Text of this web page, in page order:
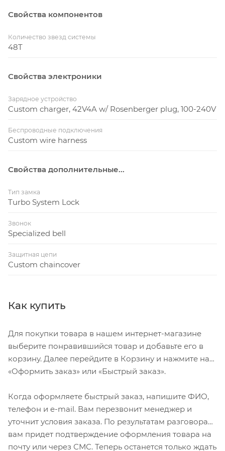
Свойства компонентов
Количество звезд системы
48T
Свойства электроники
Зарядное устройство
Custom charger, 42V4A w/ Rosenberger plug, 100-240V
Беспроводные подключения
Custom wire harness
Свойства дополнительные...
Тип замка
Turbo System Lock
Звонок
Specialized bell
Защитная цепи
Custom chaincover
Как купить
Для покупки товара в нашем интернет-магазине
выберите понравившийся товар и добавьте его в
корзину. Далее перейдите в Корзину и нажмите на
«Оформить заказ» или «Быстрый заказ».
Когда оформляете быстрый заказ, напишите ФИО,
телефон и e-mail. Вам перезвонит менеджер и
уточнит условия заказа. По результатам разговора
вам придет подтверждение оформления товара на
почту или через СМС. Теперь останется только ждать